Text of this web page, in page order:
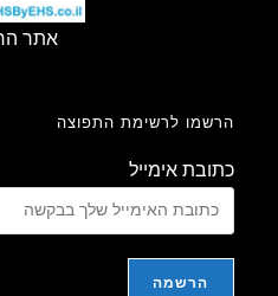
אתר החנות
לרשימת התפוצה
אימייל